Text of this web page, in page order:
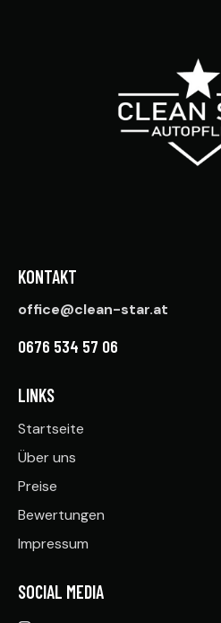
KONTAKT
office@clean-star.at
0676 534 57 06
LINKS
Startseite
Über uns
Preise
Bewertungen
Impressum
SOCIAL MEDIA